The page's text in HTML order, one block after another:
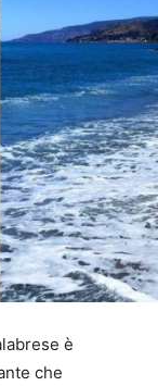
è
che